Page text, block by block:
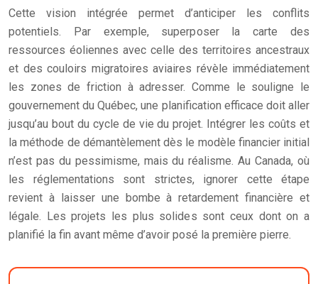
Cette vision intégrée permet d’anticiper les conflits
potentiels. Par exemple, superposer la carte des
ressources éoliennes avec celle des territoires ancestraux
et des couloirs migratoires aviaires révèle immédiatement
les zones de friction à adresser. Comme le souligne le
gouvernement du Québec, une planification efficace doit aller
jusqu’au bout du cycle de vie du projet. Intégrer les coûts et
la méthode de démantèlement dès le modèle financier initial
n’est pas du pessimisme, mais du réalisme. Au Canada, où
les réglementations sont strictes, ignorer cette étape
revient à laisser une bombe à retardement financière et
légale. Les projets les plus solides sont ceux dont on a
planifié la fin avant même d’avoir posé la première pierre.